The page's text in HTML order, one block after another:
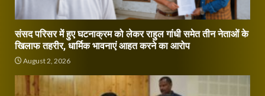
संसद परिसर में हुए घटनाक्रम को लेकर राहुल गांधी समेत तीन नेताओं के
खिलाफ तहरीर, धार्मिक भावनाएं आहत करने का आरोप
August 2, 2026